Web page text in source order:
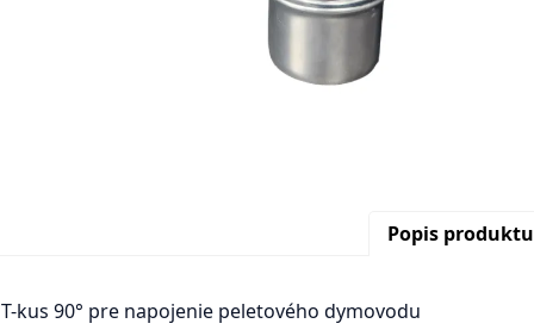
Popis produktu
T-kus 90° pre napojenie peletového dymovodu